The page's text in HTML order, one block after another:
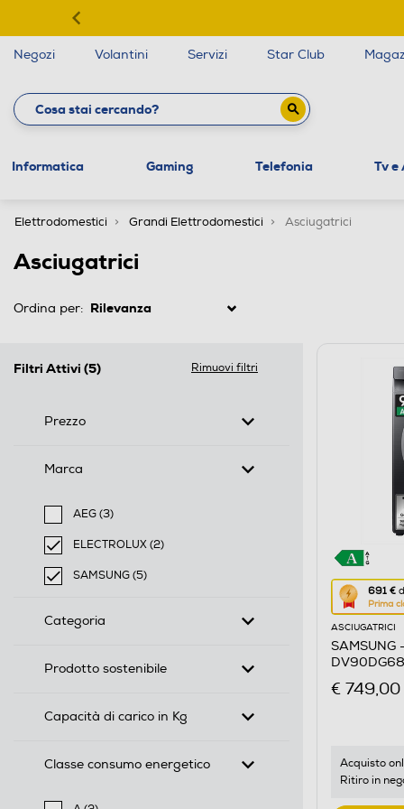
Negozi Volantini Servizi Star Club
Informatica Gaming Telefonia Tv e
Elettrodomestici Grandi Elettrodomestici Asciugatrici
Asciugatrici
Ordina per:
Filtri Attivi (5) Rimuovi filtri
Prezzo
Marca
AEG (3)
Filtra per Marca: AEG
ELECTROLUX (2)
selected Filtro applicato per Marca: ELECTROLUX
SAMSUNG (5)
selected Filtro applicato per Marca: SAMSUNG
Categoria
Prodotto sostenibile
Capacità di carico in Kg
Classe consumo energetico
691 €
Prima
Questa
azione
aprirà
il
di
di
Youreko.
ASCIUGATRICI
SAMSUNG
€ 749,00
Acquisto
Ritiro in